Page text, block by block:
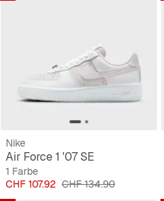
Nike
Air Force 1 '07 SE
1 Farbe
Preis
CHF 107.92 Originalpreis
CHF 134.90